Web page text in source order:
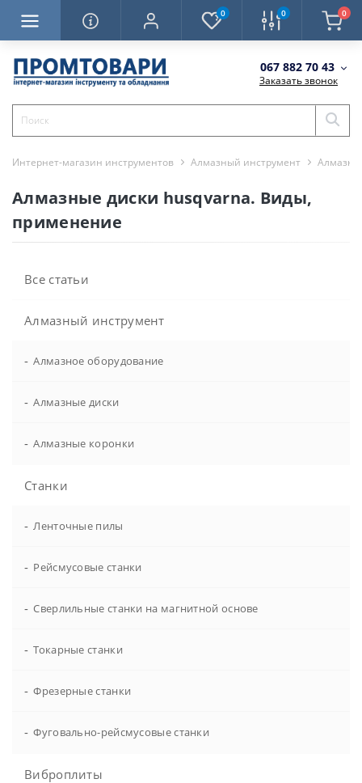
0 0 0
067 882 70 43
Заказать звонок
Интернет-магазин инструментов Алмазный инструмент
Алмазные диски husqvarna. Виды,
применение
Все статьи
Алмазный инструмент
- Алмазное оборудование
- Алмазные диски
- Алмазные коронки
Станки
- Ленточные пилы
- Рейсмусовые станки
- Сверлильные станки на магнитной основе
- Токарные станки
- Фрезерные станки
- Фуговально-рейсмусовые станки
Виброплиты